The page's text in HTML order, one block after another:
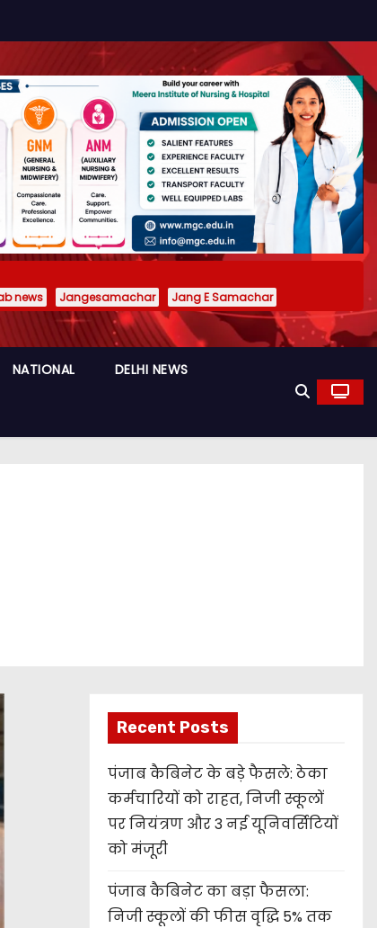
news Jangesamachar Jang E Samachar
NATIONAL DELHI NEWS
Recent Posts
पंजाब कैबिनेट के बड़े फैसले: ठेका
कर्मचारियों को राहत, निजी स्कूलों
पर नियंत्रण और 3 नई यूनिवर्सिटियों
को मंजूरी
पंजाब कैबिनेट का बड़ा फैसला:
निजी स्कूलों की फीस वृद्धि 5% तक